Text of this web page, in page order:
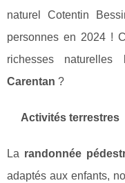
naturel Cotentin
personnes en 2024 !
richesses
Carentan ?
Activités terrestres
La randonnée
adaptés aux enfants,